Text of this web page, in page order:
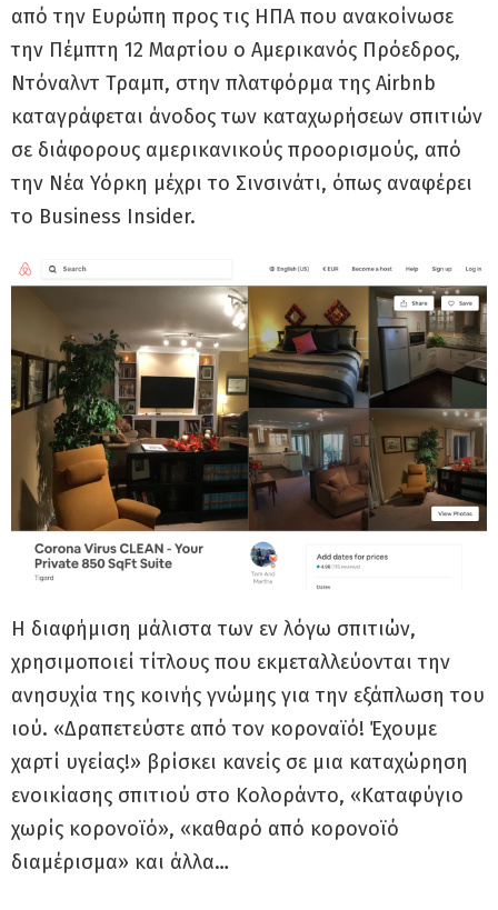
από την Ευρώπη προς τις ΗΠΑ που ανακοίνωσε
την Πέμπτη 12 Μαρτίου ο Αμερικανός Πρόεδρος,
Ντόναλντ Τραμπ, στην πλατφόρμα της Airbnb
καταγράφεται άνοδος των καταχωρήσεων σπιτιών
σε διάφορους αμερικανικούς προορισμούς, από
την Νέα Υόρκη μέχρι το Σινσινάτι, όπως αναφέρει
το Business Insider.
Η διαφήμιση μάλιστα των εν λόγω σπιτιών,
χρησιμοποιεί τίτλους που εκμεταλλεύονται την
ανησυχία της κοινής γνώμης για την εξάπλωση του
ιού. «Δραπετεύστε από τον κοροναϊό! Έχουμε
χαρτί υγείας!» βρίσκει κανείς σε μια καταχώρηση
ενοικίασης σπιτιού στο Κολοράντο, «Καταφύγιο
χωρίς κορονοϊό», «καθαρό από κορονοϊό
διαμέρισμα» και άλλα…